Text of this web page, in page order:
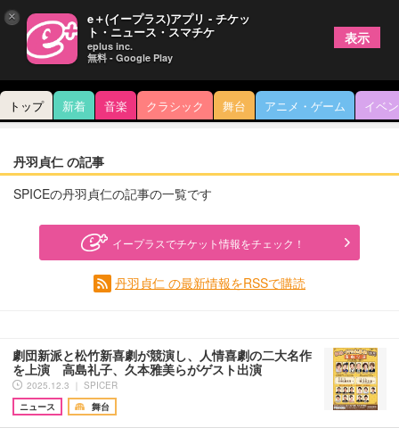
トップ 新着 音楽 クラシック 舞台 アニメ・ゲーム イベ
丹羽貞仁 の記事
SPICEの丹羽貞仁の記事の一覧です
イープラスでチケット情報をチェック！
丹羽貞仁 の最新情報をRSSで購読
劇団新派と松竹新喜劇が競演し、人情喜劇の二大名作
を上演 高島礼子、久本雅美らがゲスト出演
2025.12.3 ｜ SPICER
ニュース
舞台
× e＋(イープラス)アプリ - チケッ
ト・ニュース・スマチケ
eplus inc.
無料 - Google Play
表示